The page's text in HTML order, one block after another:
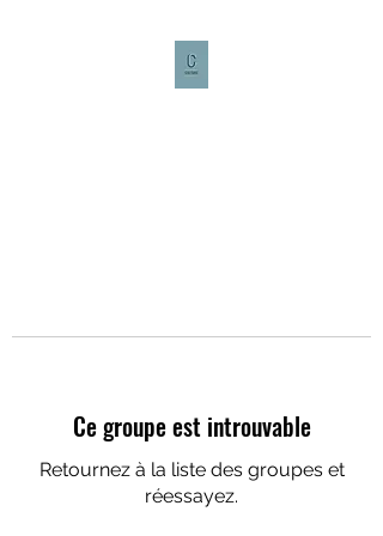
Ce groupe est introuvable
Retournez à la liste des groupes et
réessayez.